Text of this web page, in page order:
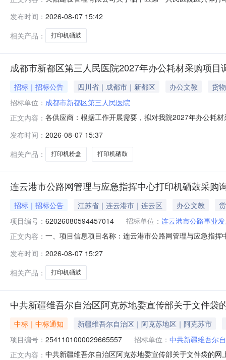
视窗信息科技有限公司浙江省杭州市临平区临平街道为
发布时间： 2026-08-07 15:42
相关产品：
打印机硒鼓
成都市新都区第三人民医院2027年办公耗材采购项目
招标｜招标公告 四川省｜成都市｜新都区 办公文教
货物
招标单位： 成都市新都区第三人民医院
正文内容： 各供应商：根据工作开展需要，拟对我院2027年办公耗
立承担民事责任的能力;（二）具有良好的商业信誉和健
（五）参加政府采购活动前三年内，在经营活
发布时间： 2026-08-07 15:37
相关产品：
打印机粉盒 打印机硒鼓
连云港市公路网管理与应急指挥中心打印机硒鼓采购
招标｜招标公告 江苏省｜连云港市｜连云区 办公文教
项目编号： 62026080594457014 招标单位： 连云港市公路事业
正文内容： 一、项目信息项目名称：连云港市公路网管理与应急指
量控制金额(元)意向品牌硒鼓核心参数要求:商品类目:硒
发布时间： 2026-08-07 15:27
相关产品：
打印机硒鼓
中共新疆维吾尔自治区阿克苏地委宣传部关于文件袋
中标｜中标通知
新疆维吾尔自治区｜阿克苏地区｜阿克苏市
项目编号： 2541101000029665557 招标单位： 中共新疆维吾尔
正文内容： 中共新疆维吾尔自治区阿克苏地委宣传部关于文件袋的